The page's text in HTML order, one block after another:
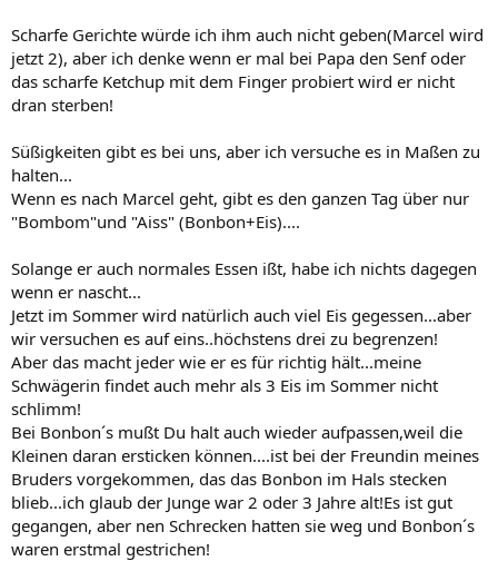
Scharfe Gerichte würde ich ihm auch nicht geben(Marcel wird
jetzt 2), aber ich denke wenn er mal bei Papa den Senf oder
das scharfe Ketchup mit dem Finger probiert wird er nicht
dran sterben!
Süßigkeiten gibt es bei uns, aber ich versuche es in Maßen zu
halten...
Wenn es nach Marcel geht, gibt es den ganzen Tag über nur
"Bombom"und "Aiss" (Bonbon+Eis)....
Solange er auch normales Essen ißt, habe ich nichts dagegen
wenn er nascht...
Jetzt im Sommer wird natürlich auch viel Eis gegessen...aber
wir versuchen es auf eins..höchstens drei zu begrenzen!
Aber das macht jeder wie er es für richtig hält...meine
Schwägerin findet auch mehr als 3 Eis im Sommer nicht
schlimm!
Bei Bonbon´s mußt Du halt auch wieder aufpassen,weil die
Kleinen daran ersticken können....ist bei der Freundin meines
Bruders vorgekommen, das das Bonbon im Hals stecken
blieb...ich glaub der Junge war 2 oder 3 Jahre alt!Es ist gut
gegangen, aber nen Schrecken hatten sie weg und Bonbon´s
waren erstmal gestrichen!